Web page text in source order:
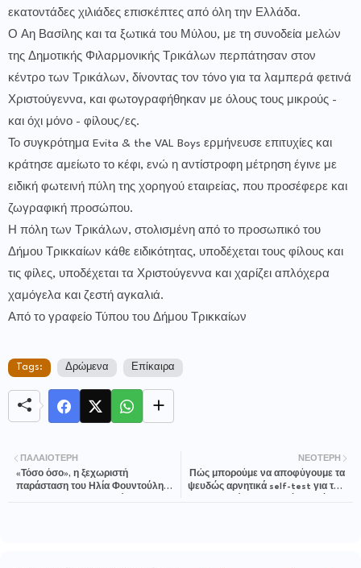
εκατοντάδες χιλιάδες επισκέπτες από όλη την Ελλάδα.
Ο Αη Βασίλης και τα ξωτικά του Μύλου, με τη συνοδεία μελών
της Δημοτικής Φιλαρμονικής Τρικάλων περπάτησαν στον
κέντρο των Τρικάλων, δίνοντας τον τόνο για τα λαμπερά φετινά
Χριστούγεννα, και φωτογραφήθηκαν με όλους τους μικρούς -
και όχι μόνο - φίλους/ες.
Το συγκρότημα Evita & the VAL Boys ερμήνευσε επιτυχίες και
κράτησε αμείωτο το κέφι, ενώ η αντίστροφη μέτρηση έγινε με
ειδική φωτεινή πύλη της χορηγού εταιρείας, που προσέφερε και
ζωγραφική προσώπου.
Η πόλη των Τρικάλων, στολισμένη από το προσωπικό του
Δήμου Τρικκαίων κάθε ειδικότητας, υποδέχεται τους φίλους και
τις φίλες, υποδέχεται τα Χριστούγεννα και χαρίζει απλόχερα
χαμόγελα και ζεστή αγκαλιά.
Από το γραφείο Τύπου του Δήμου Τρικκαίων
Tags: Δρώμενα Επίκαιρα
ΝΕΌΤΕΡΗ
Πώς μπορούμε να αποφύγουμε τα
ψευδώς αρνητικά self-test για τον
ΠΑΛΑΙΌΤΕΡΗ
«Τόσο όσο», η ξεχωριστή
παράσταση του Ηλία Φουντούλη